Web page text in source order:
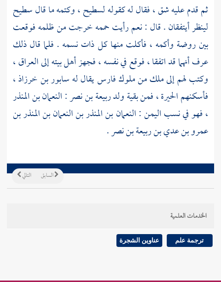
ثم قدم عليهشق، فقال له كقولهلسطيح ،وكتمه ما قالسطيح
لينظر أيتفقان . قال : نعم رأيت حممه خرجت من ظلمه فوقعت
بينروضة وأكمه ، فأكلت منها كل ذات نسمه . فلما قال ذلك
عرف أنهما قد اتفقا ، فوقع في نفسه ، فجهز أهل بيته إلىالعراق ،
وكتب لهم إلى ملك من ملوكفارسيقال لهسابور بن خرزاذ ،
فأسكنهمالحيرة ،فمن بقية ولدربيعة بن نصر:النعمان بن المنذر
،فهو في نسباليمن:النعمان بن المنذر بن النعمان بن المنذر بن
عمرو بن عدي بن ربيعة بن نصر.
التالي السابق
الخدمات العلمية
ترجمة علم عناوين الشجرة